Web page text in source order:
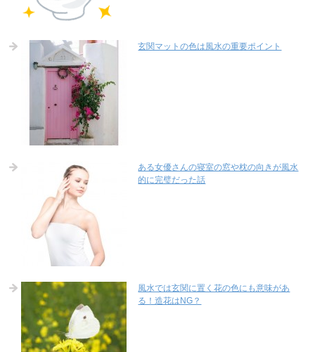
玄関マットの色は風水の重要ポイント
ある女優さんの寝室の窓や枕の向きが風水
的に完璧だった話
風水では玄関に置く花の色にも意味があ
る！造花はNG？